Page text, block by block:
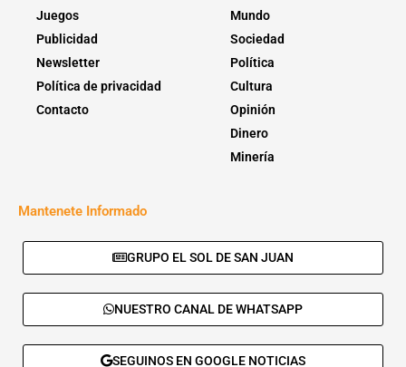
Juegos
Publicidad
Newsletter
Política de privacidad
Contacto
Mundo
Sociedad
Política
Cultura
Opinión
Dinero
Minería
Mantenete Informado
GRUPO EL SOL DE SAN JUAN
NUESTRO CANAL DE WHATSAPP
SEGUINOS EN GOOGLE NOTICIAS